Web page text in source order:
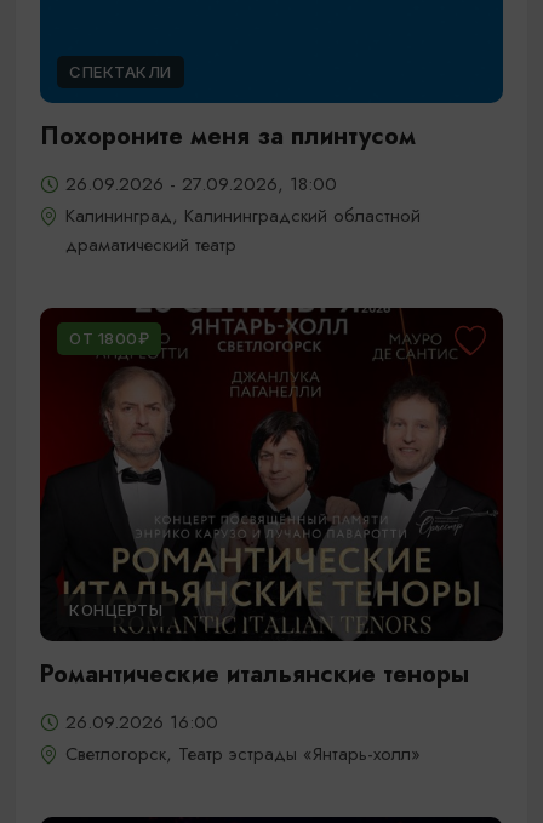
СПЕКТАКЛИ
Похороните меня за плинтусом
26.09.2026 - 27.09.2026, 18:00
Калининград, Калининградский областной
драматический театр
ОТ 1800₽
КОНЦЕРТЫ
Романтические итальянские теноры
26.09.2026 16:00
Светлогорск, Театр эстрады «Янтарь-холл»